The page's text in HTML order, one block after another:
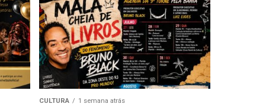
CULTURA 1 semana atrás